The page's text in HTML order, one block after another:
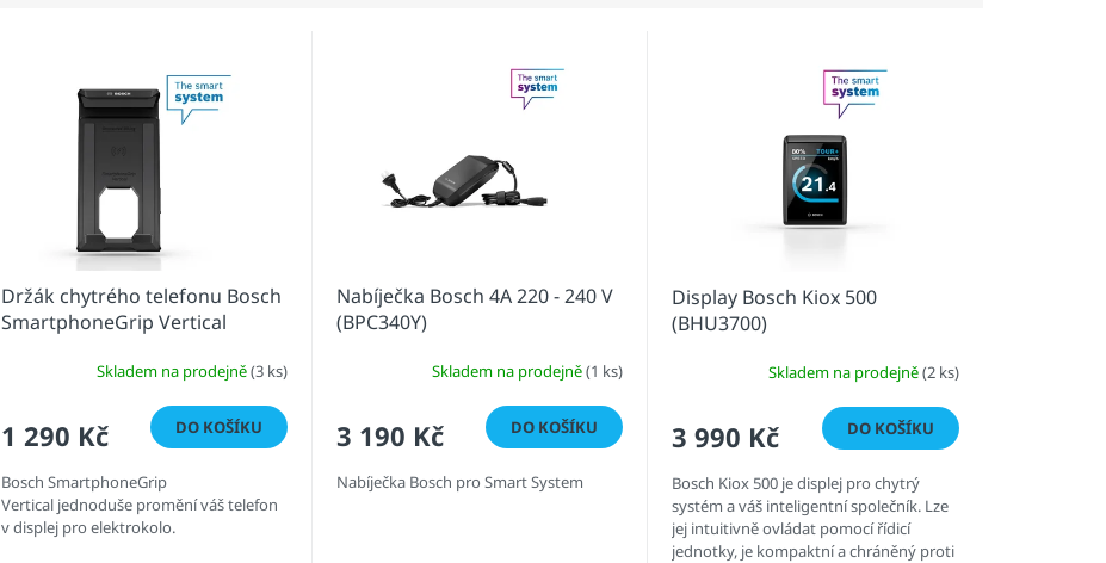
Držák chytrého telefonu Bosch
SmartphoneGrip Vertical
Skladem na prodejně(3 ks)
1 290 Kč DO KOŠÍKU
Bosch SmartphoneGrip
Vertical jednoduše promění váš telefon
v displej pro elektrokolo.
Nabíječka Bosch 4A 220 - 240 V
(BPC340Y)
Skladem na prodejně(1 ks)
3 190 Kč DO KOŠÍKU
Nabíječka Bosch pro Smart System
Display Bosch Kiox 500
(BHU3700)
Skladem na prodejně(2 ks)
3 990 Kč DO KOŠÍKU
Bosch Kiox 500 je displej pro chytrý
systém a váš inteligentní společník. Lze
jej intuitivně ovládat pomocí řídicí
jednotky, je kompaktní a chráněný proti